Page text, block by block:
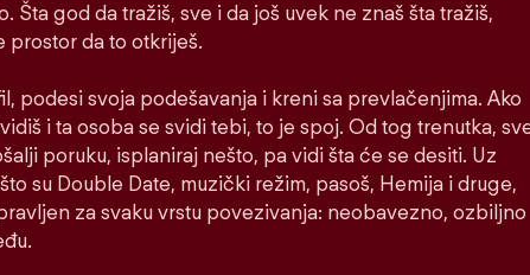
Šta god da tražiš, sve i da još uvek ne znaš šta tražiš,
prostor da to otkriješ.
podesi svoja podešavanja i kreni sa prevlačenjima. Ako
i ta osoba se svidi tebi, to je spoj. Od tog trenutka,
poruku, isplaniraj nešto, pa vidi šta će se desiti. Uz
su Double Date, muzički režim, pasoš, Hemija i druge,
za svaku vrstu povezivanja: neobavezno, ozbiljno